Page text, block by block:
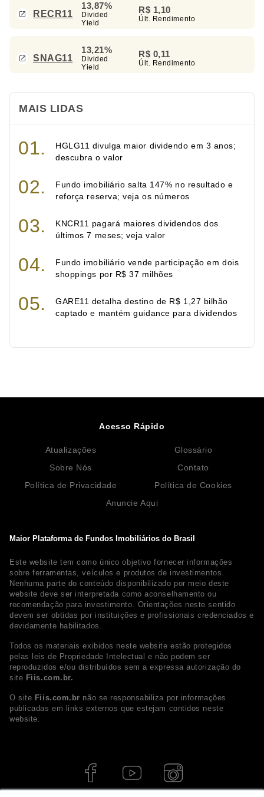
RECR11
13,87%
Divided
Yield
R$ 1,10
Últ. Rendimento
SNAG11
13,21%
Divided
Yield
R$ 0,11
Últ. Rendimento
MAIS LIDAS
HGLG11 divulga maior dividendo em 3 anos;
descubra o valor
Fundo imobiliário salta 147% no resultado e
reforça reserva; veja os números
KNCR11 pagará maiores dividendos dos
últimos 7 meses; veja valor
Fundo imobiliário vende participação em dois
shoppings por R$ 37 milhões
GARE11 detalha destino de R$ 1,27 bilhão
captado e mantém guidance para dividendos
Maior Plataforma de Fundos Imobiliários do Brasil
Este website tem como único objetivo fornecer informações
sobre ferramentas, veículos e produtos de investimentos.
Nenhuma parte do conteúdo disponibilizado por meio deste
website deve ser interpretada como aconselhamento ou
recomendação para investimento. Orientações neste sentido
devem ser obtidas por instituições e profissionais credenciados e
devidamente habilitados.
Todos os materiais exibidos neste website estão protegidos
pelas leis de Propriedade Intelectual e não podem ser
reproduzidos e/ou distribuídos sem a expressa autorização do
site Fiis.com.br.
O site Fiis.com.br não se responsabiliza por informações
publicadas em links externos que estejam contidos neste
website.
Acesso Rápido
Atualizações
Glossário
Sobre Nós
Contato
Política de Privacidade
Política de Cookies
Anuncie Aqui